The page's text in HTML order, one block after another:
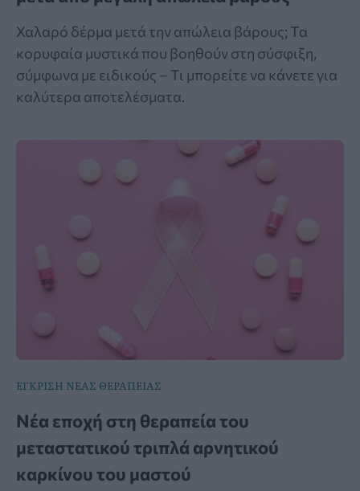
Χαλαρό δέρμα μετά την απώλεια βάρους; Τα
κορυφαία μυστικά που βοηθούν στη σύσφιξη,
σύμφωνα με ειδικούς – Τι μπορείτε να κάνετε για
καλύτερα αποτελέσματα.
ΕΓΚΡΙΣΗ ΝΕΑΣ ΘΕΡΑΠΕΙΑΣ
Νέα εποχή στη θεραπεία του
μεταστατικού τριπλά αρνητικού
καρκίνου του μαστού